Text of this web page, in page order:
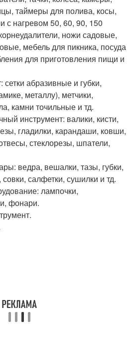
таймеры для полива, косы,
с нагревом 50, 60, 90, 150
ножи садовые,
мебель для пикника, посуда
для приготовления пищи и
абразивные и губки,
металлу), метчики,
камни точильные и тд.
инструмент: валики, кисти,
гладилки, карандаши, ковши,
стеклорезы, шпатели,
ведра, вешалки, тазы, губки,
салфетки, сушилки и тд.
лампочки,
фонари.